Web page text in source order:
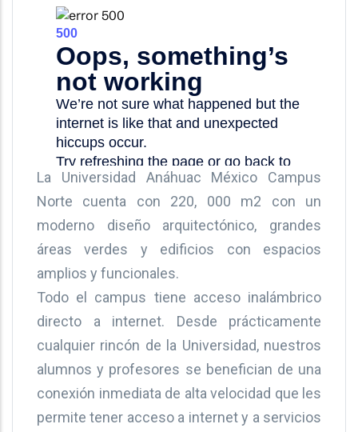
La Universidad Anáhuac México Campus
Norte cuenta con 220, 000 m2 con un
moderno diseño arquitectónico, grandes
áreas verdes y edificios con espacios
amplios y funcionales.
Todo el campus tiene acceso inalámbrico
directo a internet. Desde prácticamente
cualquier rincón de la Universidad, nuestros
alumnos y profesores se benefician de una
conexión inmediata de alta velocidad que les
permite tener acceso a internet y a servicios